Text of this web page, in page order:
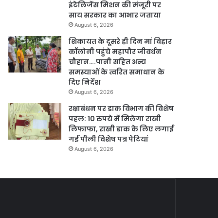
इंटेलिजेंस मिशन की मंजूरी पर
साय सरकार का आभार जताया
August 6, 2026
शिकायत के दूसरे ही दिन मां विहार
कॉलोनी पहुंचे महापौर जीवर्धन
चौहान….पानी सहित अन्य
समस्याओं के त्वरित समाधान के
दिए निर्देश
August 6, 2026
रक्षाबंधन पर डाक विभाग की विशेष
पहल: 10 रुपये में मिलेगा राखी
लिफाफा, राखी डाक के लिए लगाई
गईं पीली विशेष पत्र पेटियां
August 6, 2026